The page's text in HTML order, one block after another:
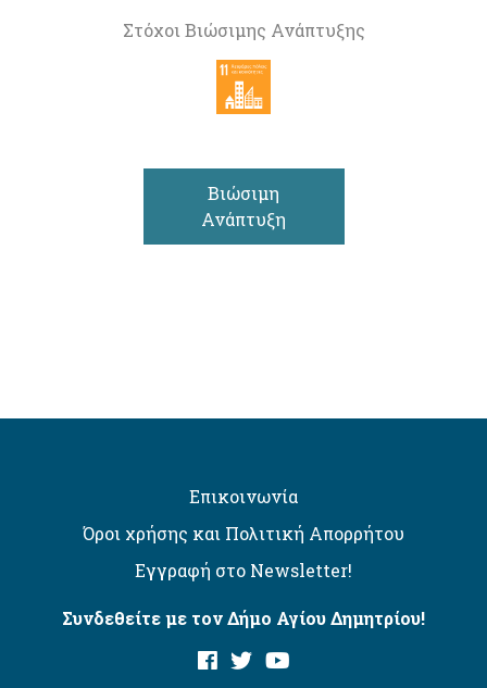
Στόχοι Βιώσιμης Ανάπτυξης
Βιώσιμη
Ανάπτυξη
Επικοινωνία
Όροι χρήσης και Πολιτική Απορρήτου
Εγγραφή στο Newsletter!
Συνδεθείτε με τον Δήμο Αγίου Δημητρίου!